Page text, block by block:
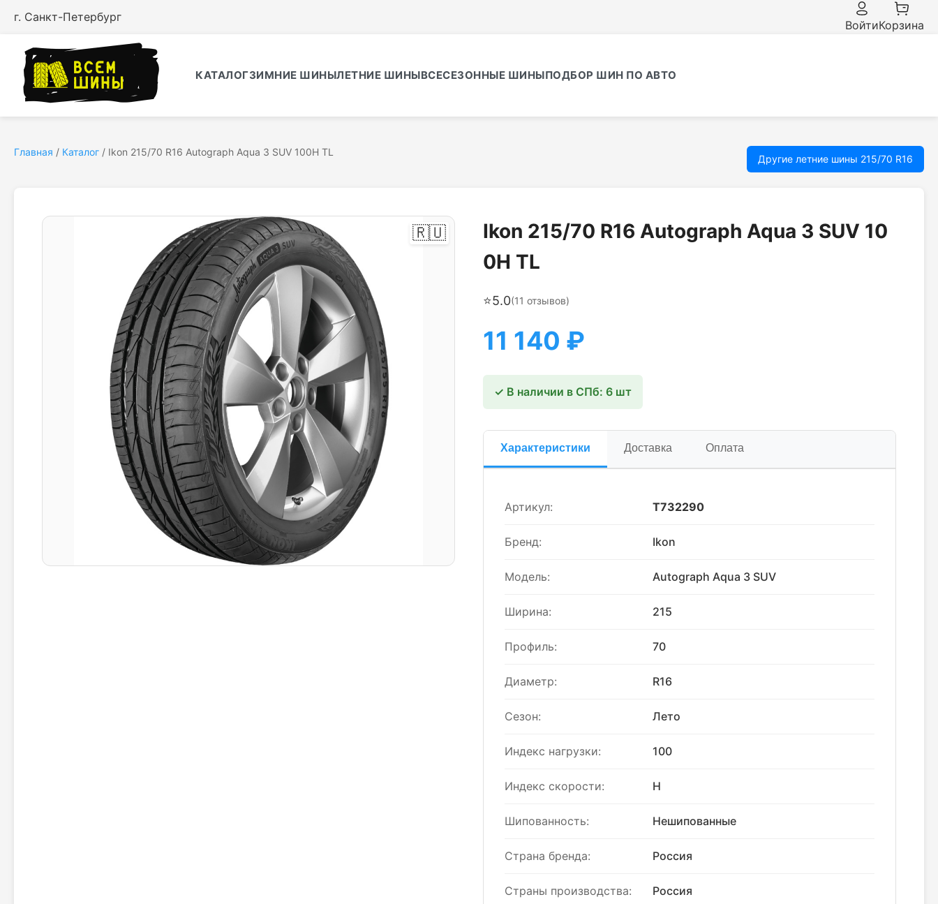
г. Санкт-Петербург
ВойтиКорзина
КАТАЛОГЗИМНИЕ ШИНЫЛЕТНИЕ ШИНЫВСЕСЕЗОННЫЕ ШИНЫПОДБОР ШИН ПО АВТО
Главная / Каталог / Ikon 215/70 R16 Autograph Aqua 3 SUV 100H TL
Другие летние шины 215/70 R16
🇷🇺
Ikon 215/70 R16 Autograph Aqua 3 SUV 10
0H TL
⭐5.0(11 отзывов)
11 140 ₽
✓ В наличии в СПб: 6 шт
Характеристики Доставка Оплата
Артикул: T732290
Бренд: Ikon
Модель: Autograph Aqua 3 SUV
Ширина: 215
Профиль: 70
Диаметр: R16
Сезон: Лето
Индекс нагрузки: 100
Индекс скорости: H
Шипованность: Нешипованные
Страна бренда: Россия
Страны производства: Россия